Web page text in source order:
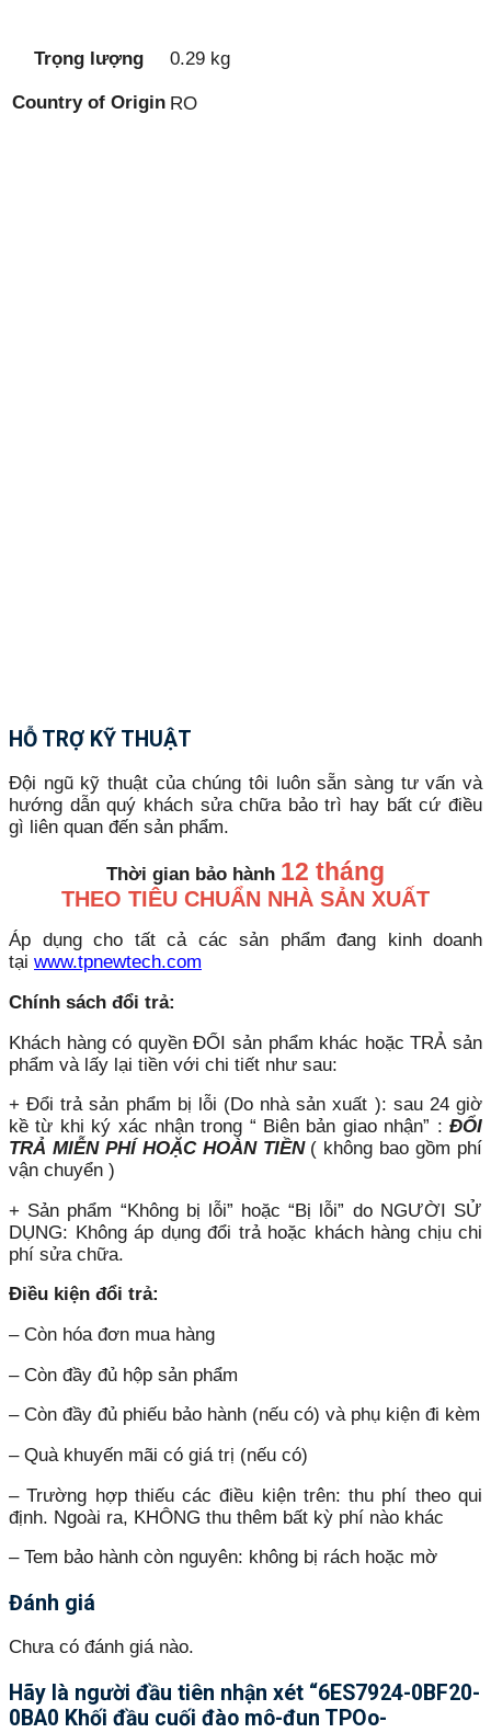
Trọng lượng 0.29 kg
Country of Origin RO
HỖ TRỢ KỸ THUẬT
Đội ngũ kỹ thuật của chúng tôi luôn sẵn sàng tư vấn và
hướng dẫn quý khách sửa chữa bảo trì hay bất cứ điều
gì liên quan đến sản phẩm.
Thời gian bảo hành 12 tháng
THEO TIÊU CHUẨN NHÀ SẢN XUẤT
Áp dụng cho tất cả các sản phẩm đang kinh doanh
tại www.tpnewtech.com
Chính sách đổi trả:
Khách hàng có quyền ĐỔI sản phẩm khác hoặc TRẢ sản
phẩm và lấy lại tiền với chi tiết như sau:
+ Đổi trả sản phẩm bị lỗi (Do nhà sản xuất ): sau 24 giờ
kề từ khi ký xác nhận trong “ Biên bản giao nhận” : ĐỔI
TRẢ MIỄN PHÍ HOẶC HOÀN TIỀN( không bao gồm phí
vận chuyển )
+ Sản phẩm “Không bị lỗi” hoặc “Bị lỗi” do NGƯỜI SỬ
DỤNG: Không áp dụng đổi trả hoặc khách hàng chịu chi
phí sửa chữa.
Điều kiện đổi trả:
– Còn hóa đơn mua hàng
– Còn đầy đủ hộp sản phẩm
– Còn đầy đủ phiếu bảo hành (nếu có) và phụ kiện đi kèm
– Quà khuyến mãi có giá trị (nếu có)
– Trường hợp thiếu các điều kiện trên: thu phí theo qui
định. Ngoài ra, KHÔNG thu thêm bất kỳ phí nào khác
– Tem bảo hành còn nguyên: không bị rách hoặc mờ
Đánh giá
Chưa có đánh giá nào.
Hãy là người đầu tiên nhận xét “6ES7924-0BF20-
0BA0 Khối đầu cuối đào mô-đun TPOo-